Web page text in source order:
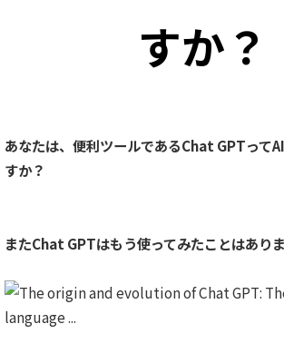
すか？
あなたは、便利ツールであるChat GPTって
すか？
またChat GPTはもう使ってみたことはあり